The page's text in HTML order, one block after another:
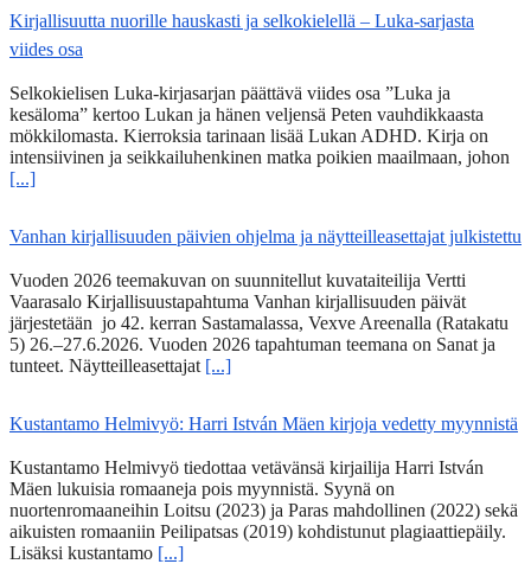
Kirjallisuutta nuorille hauskasti ja selkokielellä – Luka-sarjasta
viides osa
Selkokielisen Luka-kirjasarjan päättävä viides osa ”Luka ja
kesäloma” kertoo Lukan ja hänen veljensä Peten vauhdikkaasta
mökkilomasta. Kierroksia tarinaan lisää Lukan ADHD. Kirja on
intensiivinen ja seikkailuhenkinen matka poikien maailmaan, johon
[...]
Vanhan kirjallisuuden päivien ohjelma ja näytteilleasettajat julkistettu
Vuoden 2026 teemakuvan on suunnitellut kuvataiteilija Vertti
Vaarasalo Kirjallisuustapahtuma Vanhan kirjallisuuden päivät
järjestetään jo 42. kerran Sastamalassa, Vexve Areenalla (Ratakatu
5) 26.–27.6.2026. Vuoden 2026 tapahtuman teemana on Sanat ja
tunteet. Näytteilleasettajat [...]
Kustantamo Helmivyö: Harri István Mäen kirjoja vedetty myynnistä
Kustantamo Helmivyö tiedottaa vetävänsä kirjailija Harri István
Mäen lukuisia romaaneja pois myynnistä. Syynä on
nuortenromaaneihin Loitsu (2023) ja Paras mahdollinen (2022) sekä
aikuisten romaaniin Peilipatsas (2019) kohdistunut plagiaattiepäily.
Lisäksi kustantamo [...]